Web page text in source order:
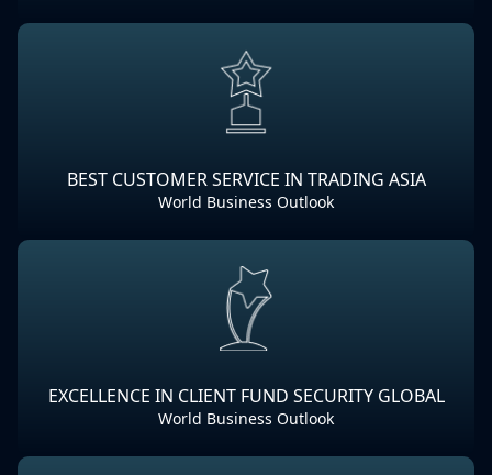
BEST CUSTOMER SERVICE IN TRADING ASIA
World Business Outlook
EXCELLENCE IN CLIENT FUND SECURITY GLOBAL
World Business Outlook